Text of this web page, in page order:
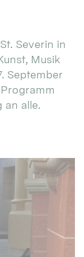
Severin in
Musik
September
an alle.